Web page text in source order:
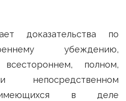
доказательства по
убеждению,
полном,
непосредственном
имеющихся в деле